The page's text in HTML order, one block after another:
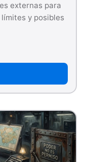
externas para
y posibles